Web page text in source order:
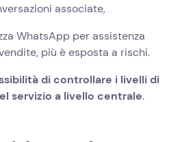
associate,
WhatsApp per assistenza
più è esposta a rischi.
di controllare i livelli di
servizio a livello centrale.